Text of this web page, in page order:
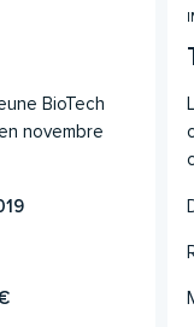
BioTech
novembre